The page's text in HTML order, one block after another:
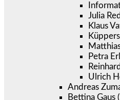
Julia
Klaus
Petra
Ulrich
Andreas
Bettina Gaus